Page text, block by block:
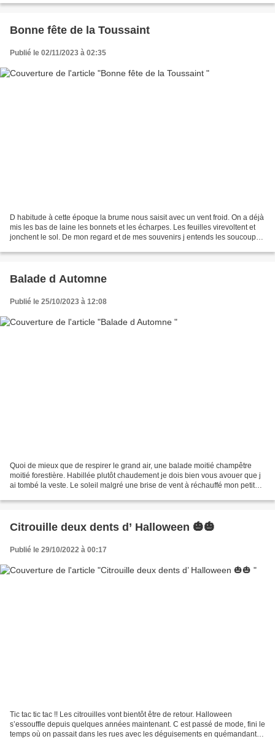
Bonne fête de la Toussaint
Publié le 02/11/2023 à 02:35
D habitude à cette époque la brume nous saisit avec un vent froid. On a déjà
mis les bas de laine les bonnets et les écharpes. Les feuilles virevoltent et
jonchent le sol. De mon regard et de mes souvenirs j entends les soucoupes
Balade d Automne
Publié le 25/10/2023 à 12:08
Quoi de mieux que de respirer le grand air, une balade moitié champêtre
moitié forestière. Habillée plutôt chaudement je dois bien vous avouer que j
ai tombé la veste. Le soleil malgré une brise de vent à réchauffé mon petit
Citrouille deux dents d’ Halloween 🎃🎃
Publié le 29/10/2022 à 00:17
Tic tac tic tac !! Les citrouilles vont bientôt être de retour. Halloween
s’essouffle depuis quelques années maintenant. C est passé de mode, fini le
temps où on passait dans les rues avec les déguisements en quémandant